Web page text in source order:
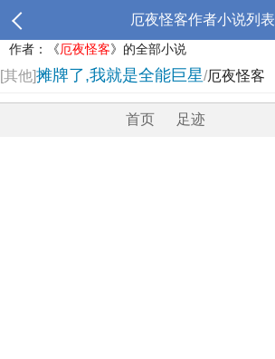
厄夜怪客作者小说列表
作者：《厄夜怪客》的全部小说
[其他]摊牌了,我就是全能巨星/厄夜怪客
首页 足迹